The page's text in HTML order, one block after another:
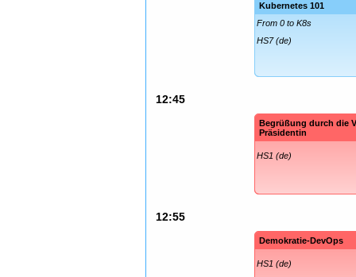
Kubernetes 101
From 0 to K8s
HS7 (de)
12:45
Begrüßung durch die
Präsidentin
HS1 (de)
12:55
Demokratie-DevOps
HS1 (de)